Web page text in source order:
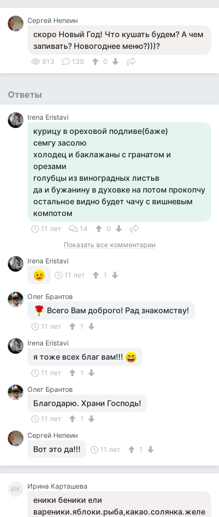
Сергей Непеин
скоро Новый Год! Что кушать будем? А чем
запивать? Новогоднее меню?)))?
913 139 0
Ответы
Irena Eristavi
курицу в ореховой подливе(баже)
семгу засолю
холодец и баклажаны с гранатом и
орезами
голубцы из виноградных листьв
да и бужанину в духовке на потом прокопчу
остальное видно будет чачу с вишневым
компотом
11 лет 14
0
Показать все комментарии
Irena Eristavi
11 лет
1
Олег Брантов
Всего Вам доброго! Рад знакомству!
11 лет
1
Irena Eristavi
я тоже всех благ вам!!!
11 лет
1
Олег Брантов
Благодарю. Храни Господь!
11 лет
1
Сергей Непеин
Вот это да!!! 11 лет 1
ИК Ирина Карташева
еники беники ели
вареники.яблоки.рыба,какао.солянка.желе